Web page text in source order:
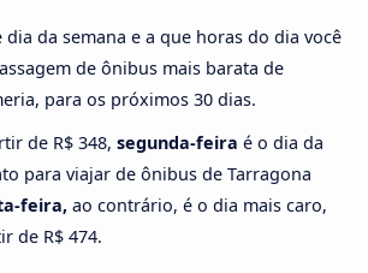
da semana e a que horas do dia você
de ônibus mais barata de
para os próximos 30 dias.
de R$ 348, segunda-feira é o dia da
para viajar de ônibus de Tarragona
feira, ao contrário, é o dia mais caro,
de R$ 474.